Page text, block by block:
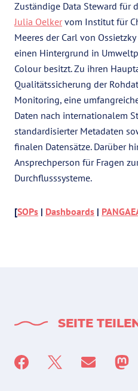
Zuständige Data Steward für
Julia Oelkervom Institut für
Meeres der Carl von
einen Hintergrund in
Colour besitzt. Zu ihren
Qualitätssicherung der
Monitoring, eine
Daten nach internationalem
standardisierter Metadaten
finalen Datensätze. Darüber
Ansprechperson für Fragen
Durchflusssysteme.
[SOPs | Dashboards |
SEITE